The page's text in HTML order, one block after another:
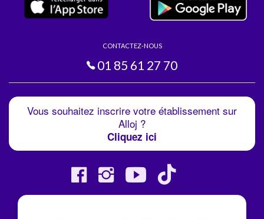
CONTACTEZ-NOUS
01 85 61 27 70
Vous souhaitez inscrire votre établissement sur
Alloj ?
Cliquez ici